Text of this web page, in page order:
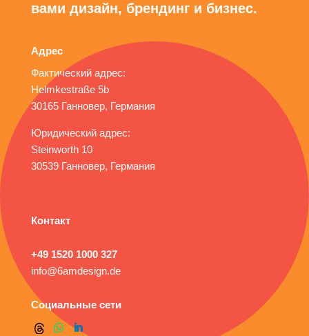
вами дизайн, брендинг и бизнес.
Адрес
Фактический адрес:
Helmkestraße 5b
30165 Ганновер, Германия
Юридический адрес:
Steinworth 10
30539 Ганновер, Германия
Контакт
+49 1520 1000 327
info@6amdesign.de
Социальные сети